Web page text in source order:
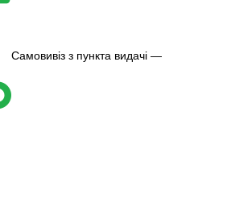
Самовивіз з пункта видачі —